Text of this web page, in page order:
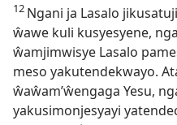
12 Ngani ja Lasalo
ŵawe kuli kusyesyene,
ŵamjimwisye Lasalo
meso yakutendekwayo.
ŵaŵam’ŵengaga Yesu,
yakusimonjesyayi